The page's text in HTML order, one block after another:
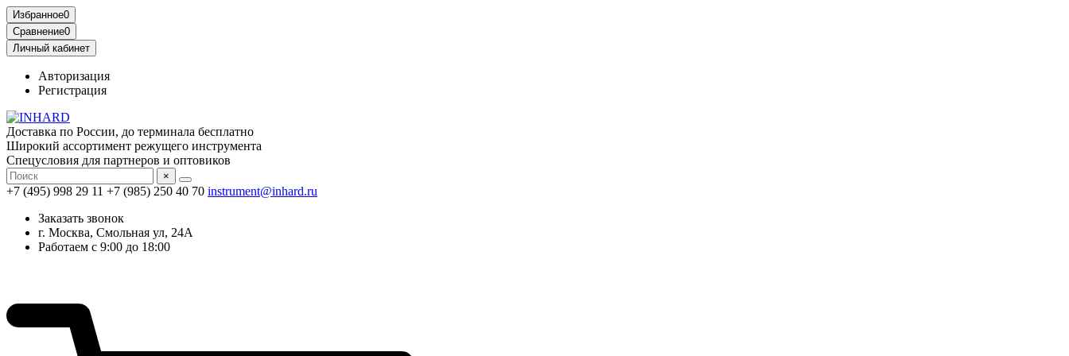
Избранное0
Сравнение0
Личный кабинет
Авторизация
Регистрация
Доставка по России, до терминала бесплатно
Широкий ассортимент режущего инструмента
Спецусловия для партнеров и оптовиков
×
+7 (495) 998 29 11 +7 (985) 250 40 70 instrument@inhard.ru
Заказать звонок
г. Москва, Смольная ул, 24А
Работаем с 9:00 до 18:00